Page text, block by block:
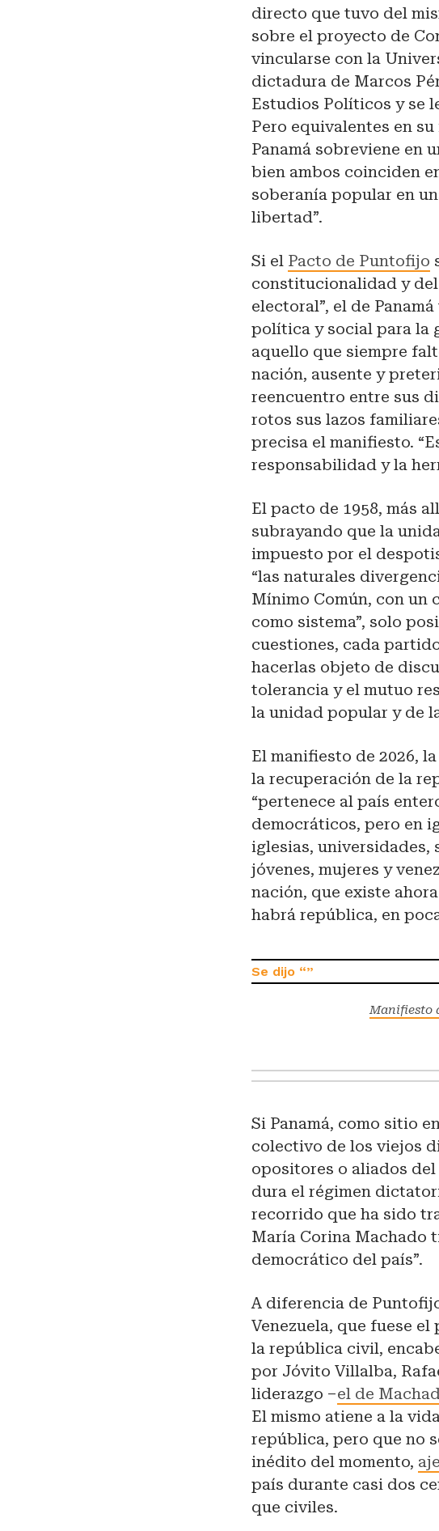
directo que tuvo del
sobre el proyecto de
vincularse con la
dictadura de Marcos
Estudios Políticos y se
Pero equivalentes en
Panamá sobreviene en
bien ambos coinciden
soberanía popular en
libertad”.
Si el Pacto de Puntofijo
constitucionalidad y
electoral”, el de
política y social para la
aquello que siempre
nación, ausente y
reencuentro entre sus
rotos sus lazos
precisa el manifiesto.
responsabilidad y la
El pacto de 1958, más
subrayando que la
impuesto por el
“las naturales
Mínimo Común, con un
como sistema”, solo
cuestiones, cada
hacerlas objeto de
tolerancia y el mutuo
la unidad popular y de
El manifiesto de 2026,
la recuperación de la
“pertenece al país
democráticos, pero en
iglesias, universidades,
jóvenes, mujeres y
nación, que existe
habrá república, en
Manifiesto
Si Panamá, como sitio
colectivo de los viejos
opositores o aliados
dura el régimen
recorrido que ha sido
María Corina Machado
democrático del país”.
A diferencia de
Venezuela, que fuese
la república civil,
por Jóvito Villalba,
liderazgo –el de
El mismo atiene a la
república, pero que no
inédito del momento,
país durante casi dos
que civiles.